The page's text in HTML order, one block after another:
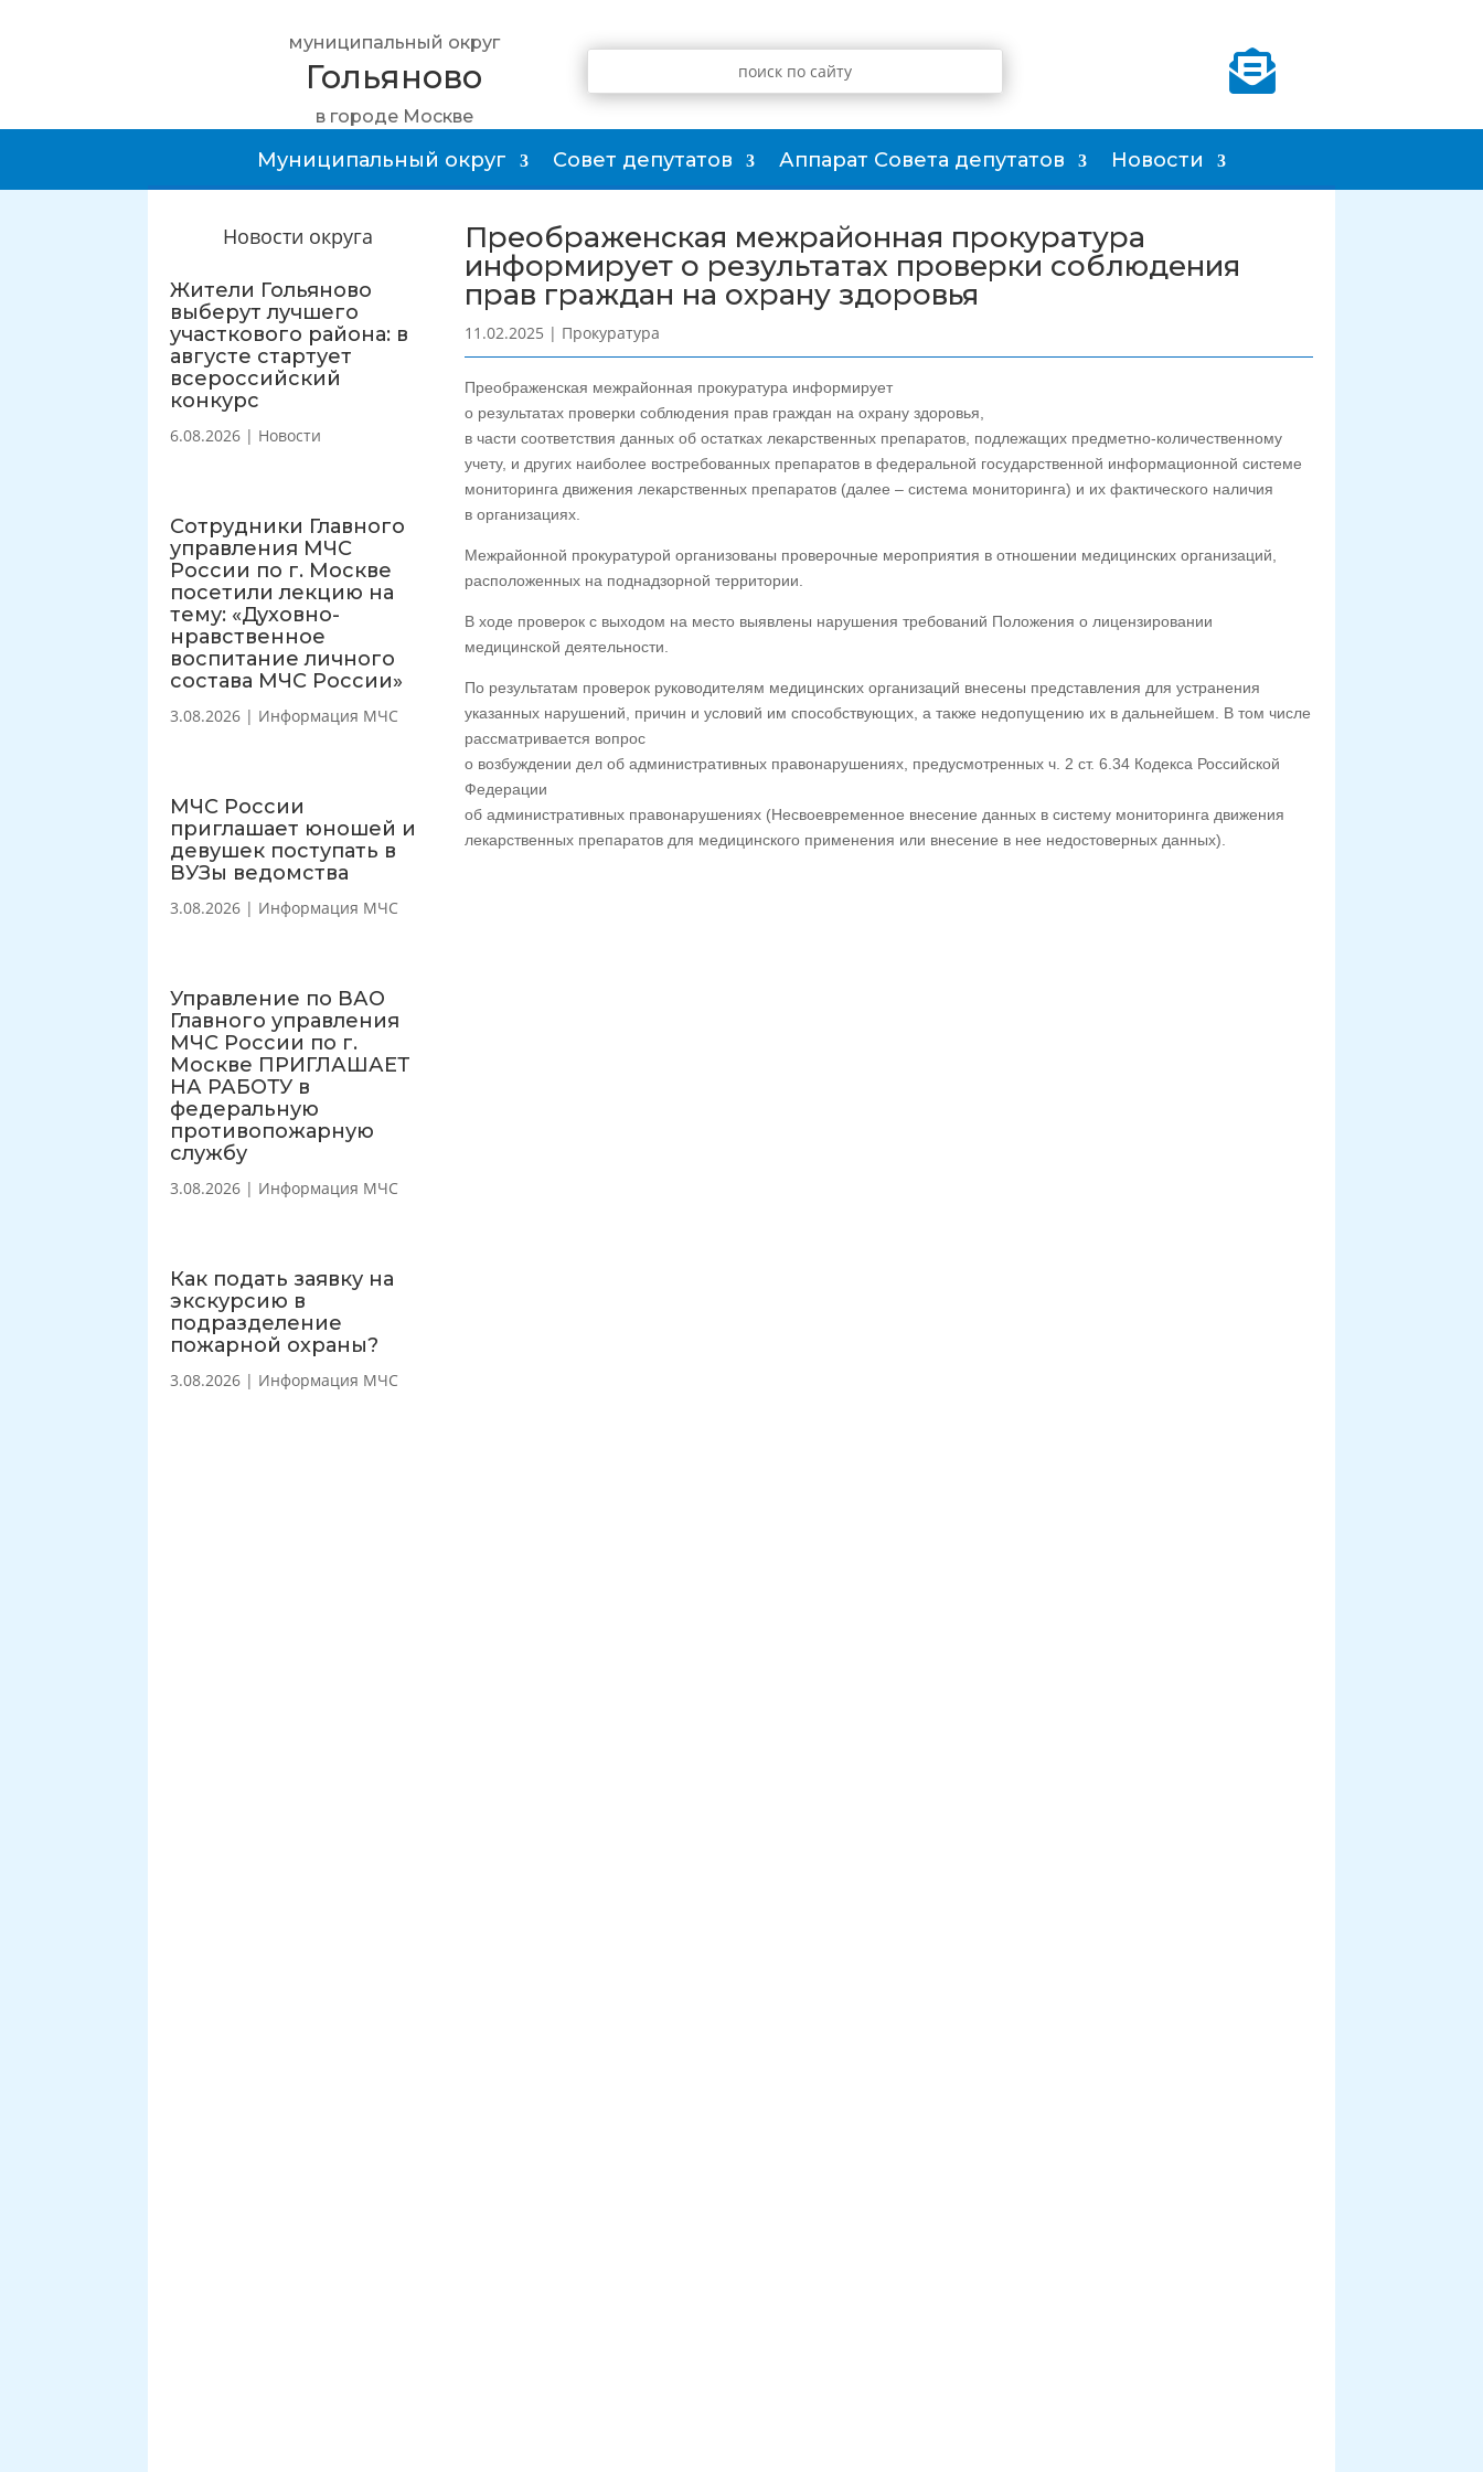
муниципальный округ
Гольяново
в городе Москве

Муниципальный округ Совет депутатов Аппарат Совета депутатов Новости
Новости округа
Жители Гольяново
выберут лучшего
участкового района: в
августе стартует
всероссийский
конкурс
6.08.2026 | Новости
Сотрудники Главного
управления МЧС
России по г. Москве
посетили лекцию на
тему: «Духовно-
нравственное
воспитание личного
состава МЧС России»
3.08.2026 | Информация МЧС
МЧС России
приглашает юношей и
девушек поступать в
ВУЗы ведомства
3.08.2026 | Информация МЧС
Управление по ВАО
Главного управления
МЧС России по г.
Москве ПРИГЛАШАЕТ
НА РАБОТУ в
федеральную
противопожарную
службу
3.08.2026 | Информация МЧС
Как подать заявку на
экскурсию в
подразделение
пожарной охраны?
3.08.2026 | Информация МЧС
Преображенская межрайонная прокуратура
информирует о результатах проверки соблюдения
прав граждан на охрану здоровья
11.02.2025 | Прокуратура
Преображенская межрайонная прокуратура информирует
о результатах проверки соблюдения прав граждан на охрану здоровья,
в части соответствия данных об остатках лекарственных препаратов, подлежащих предметно-количественному
учету, и других наиболее востребованных препаратов в федеральной государственной информационной системе
мониторинга движения лекарственных препаратов (далее – система мониторинга) и их фактического наличия
в организациях.
Межрайонной прокуратурой организованы проверочные мероприятия в отношении медицинских организаций,
расположенных на поднадзорной территории.
В ходе проверок с выходом на место выявлены нарушения требований Положения о лицензировании
медицинской деятельности.
По результатам проверок руководителям медицинских организаций внесены представления для устранения
указанных нарушений, причин и условий им способствующих, а также недопущению их в дальнейшем. В том числе
рассматривается вопрос
о возбуждении дел об административных правонарушениях, предусмотренных ч. 2 ст. 6.34 Кодекса Российской
Федерации
об административных правонарушениях (Несвоевременное внесение данных в систему мониторинга движения
лекарственных препаратов для медицинского применения или внесение в нее недостоверных данных).